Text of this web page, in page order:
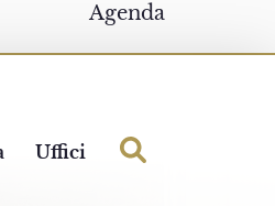
Agenda
Uffici